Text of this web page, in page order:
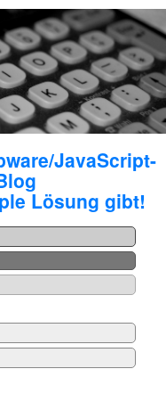
JavaScript-
Lösung gibt!